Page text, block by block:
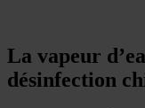
La vapeur
désinfection